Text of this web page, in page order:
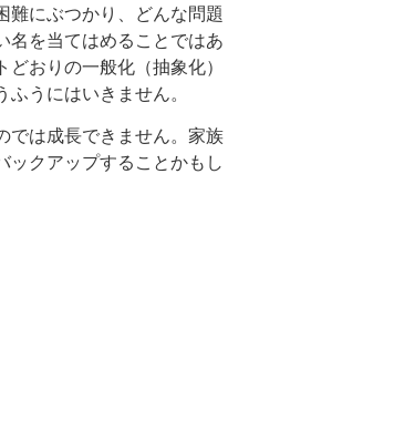
難にぶつかり、どんな問題
名を当てはめることではあ
おりの一般化（抽象化）
うにはいきません。
では成長できません。家族
ックアップすることかもし